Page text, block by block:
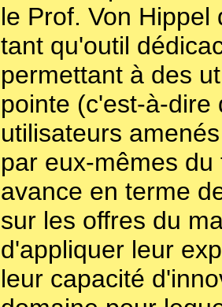
le Prof. Von Hippel
tant qu'outil
permettant à des
pointe (c'est-à-dire
utilisateurs
par eux-mêmes
avance en terme
sur les offres du
d'appliquer leur
leur capacité